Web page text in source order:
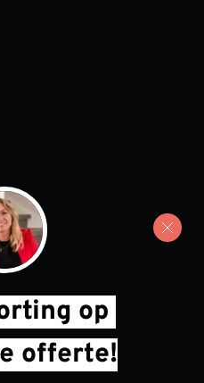
op
offerte!